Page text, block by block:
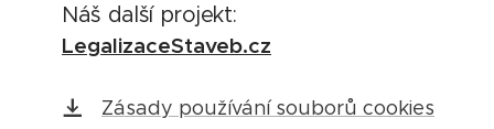
Náš další projekt:
LegalizaceStaveb.cz
Zásady používání souborů cookies